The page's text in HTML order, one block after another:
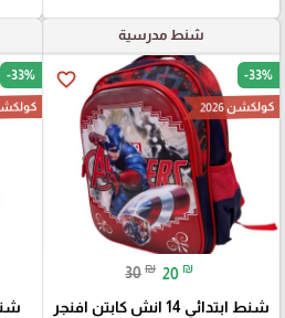
شنط مدرسية
favorite_border -33%
كولكشن 2026
30 ₪ 20 ₪
شنط ابتدائي 14 انش كابتن افنجر
-33%
كولكشن
شنط